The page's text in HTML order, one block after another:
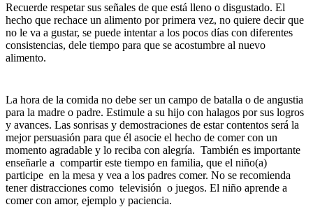
Recuerde respetar sus señales de que está lleno o disgustado. El
hecho que rechace un alimento por primera vez, no quiere decir que
no le va a gustar, se puede intentar a los pocos días con diferentes
consistencias, dele tiempo para que se acostumbre al nuevo
alimento.
La hora de la comida no debe ser un campo de batalla o de angustia
para la madre o padre. Estimule a su hijo con halagos por sus logros
y avances. Las sonrisas y demostraciones de estar contentos será la
mejor persuasión para que él asocie el hecho de comer con un
momento agradable y lo reciba con alegría. También es importante
enseñarle a compartir este tiempo en familia, que el niño(a)
participe en la mesa y vea a los padres comer. No se recomienda
tener distracciones como televisión o juegos. El niño aprende a
comer con amor, ejemplo y paciencia.